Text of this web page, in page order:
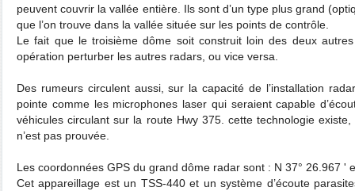
peuvent couvrir la vallée entière. Ils sont d’un type plus grand
que l’on trouve dans la vallée située sur les points de contrôle.
Le fait que le troisième dôme soit construit loin des deux
opération perturber les autres radars, ou vice versa.
Des rumeurs circulent aussi, sur la capacité de l’installation
pointe comme les microphones laser qui seraient capable
véhicules circulant sur la route Hwy 375. cette technologie
n’est pas prouvée.
Les coordonnées GPS du grand dôme radar sont : N 37° 26.967 '
Cet appareillage est un TSS-440 et un système d’écoute